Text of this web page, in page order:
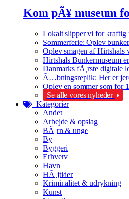
Kom pÃ¥ museum
Lokalt slipper vi for kraftig
Sommerferie: Oplev
Oplev smagen af Hirtshals
Hirtshals Bunkermuseum
Danmarks fÃ¸rste digitale
Ã…bningsreplik: Her er
Oplev en sommer som for
Se alle vores nyheder
Kategorier
Andet
Arbejde & opslag
BÃ¸rn & unge
By
Byggeri
Erhverv
Havn
HÃ¸jtider
Kriminalitet & udrykning
Kunst